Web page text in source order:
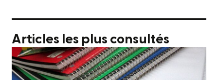
Articles les plus consultés